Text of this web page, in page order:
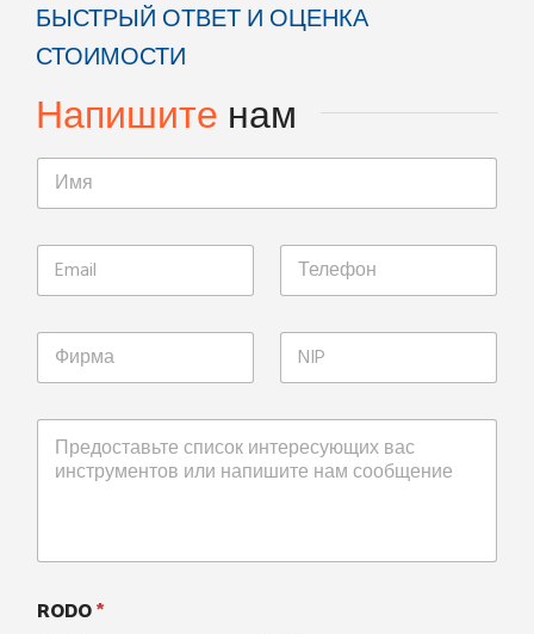
БЫСТРЫЙ ОТВЕТ И ОЦЕНКА
СТОИМОСТИ
Напишитенам
RODO*